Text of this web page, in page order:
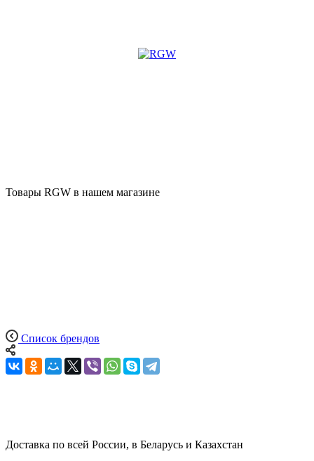
Товары RGW в нашем магазине
Список брендов
Доставка по всей России, в Беларусь и Казахстан